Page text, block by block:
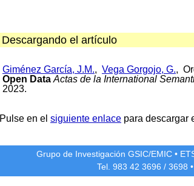
Descargando el artículo
Giménez García, J.M., Vega Gorgojo, G.,
Open Data Actas de la International
2023.
Pulse en el siguiente enlace para descargar
Grupo de Investigación GSIC/EMIC •
Tel. 983 42 3696 / 3698